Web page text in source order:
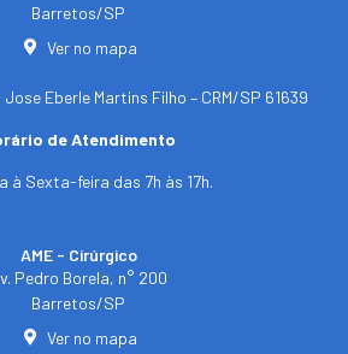
Barretos/SP​
Ver no mapa
Jose Eberle Martins Filho – CRM/SP 61639
de Atendimento
à Sexta-feira das 7h às 17h.
AME - Cirúrgico
Pedro Borela, n° 200
Barretos/SP
Ver no mapa